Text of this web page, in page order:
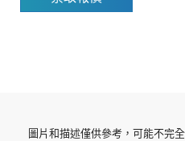
圖片和描述僅供參考，可能不完